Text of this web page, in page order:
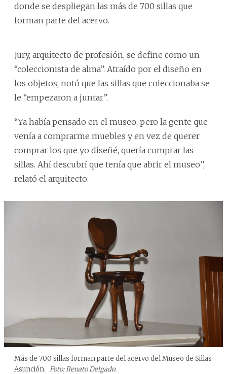
donde se despliegan las más de 700 sillas que
forman parte del acervo.
Jury, arquitecto de profesión, se define como un
“coleccionista de alma”. Atraído por el diseño en
los objetos, notó que las sillas que coleccionaba se
le “empezaron a juntar”.
“Ya había pensado en el museo, pero la gente que
venía a comprarme muebles y en vez de querer
comprar los que yo diseñé, quería comprar las
sillas. Ahí descubrí que tenía que abrir el museo”,
relató el arquitecto.
Más de 700 sillas forman parte del acervo del Museo de Sillas
Asunción. Foto: Renato Delgado.